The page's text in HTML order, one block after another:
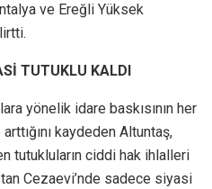
ve Ereğli Yüksek
TUTUKLU KALDI
yönelik idare baskısının her
kaydeden Altuntaş,
tutukluların ciddi hak ihlalleri
Cezaevi’nde sadece siyasi